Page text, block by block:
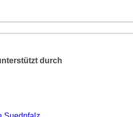
durch